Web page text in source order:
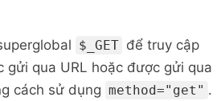
$_GET để truy cập
qua URL hoặc được gửi qua
cách sử dụng method="get" .